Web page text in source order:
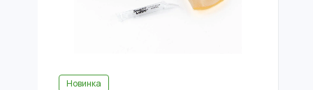
Новинка